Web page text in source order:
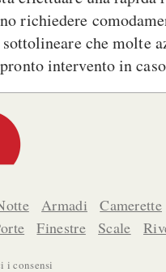
richiedere
che molte
intervento in
Armadi Camerette
Finestre Scale
i consensi